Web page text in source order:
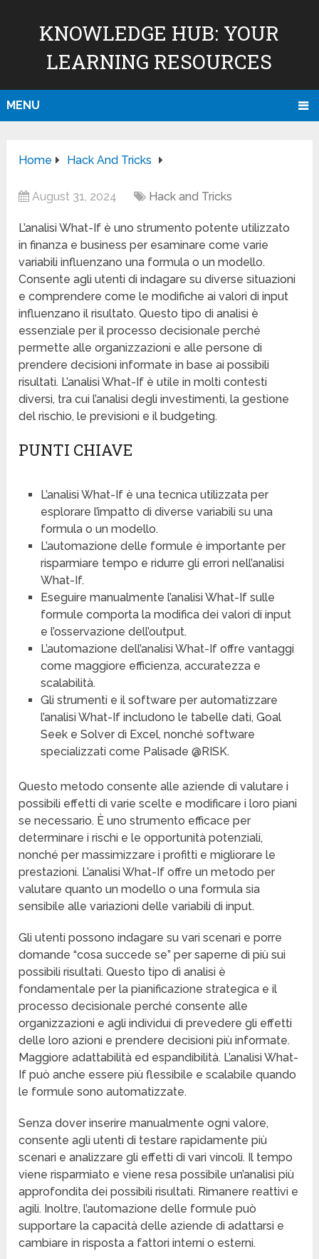
KNOWLEDGE HUB: YOUR
LEARNING RESOURCES
MENU
Home Hack And Tricks
August 31, 2024 Hack and Tricks
L’analisi What-If è uno strumento potente utilizzato
in finanza e business per esaminare come varie
variabili influenzano una formula o un modello.
Consente agli utenti di indagare su diverse situazioni
e comprendere come le modifiche ai valori di input
influenzano il risultato. Questo tipo di analisi è
essenziale per il processo decisionale perché
permette alle organizzazioni e alle persone di
prendere decisioni informate in base ai possibili
risultati. L’analisi What-If è utile in molti contesti
diversi, tra cui l’analisi degli investimenti, la gestione
del rischio, le previsioni e il budgeting.
PUNTI CHIAVE
L’analisi What-If è una tecnica utilizzata per
esplorare l’impatto di diverse variabili su una
formula o un modello.
L’automazione delle formule è importante per
risparmiare tempo e ridurre gli errori nell’analisi
What-If.
Eseguire manualmente l’analisi What-If sulle
formule comporta la modifica dei valori di input
e l’osservazione dell’output.
L’automazione dell’analisi What-If offre vantaggi
come maggiore efficienza, accuratezza e
scalabilità.
Gli strumenti e il software per automatizzare
l’analisi What-If includono le tabelle dati, Goal
Seek e Solver di Excel, nonché software
specializzati come Palisade @RISK.
Questo metodo consente alle aziende di valutare i
possibili effetti di varie scelte e modificare i loro piani
se necessario. È uno strumento efficace per
determinare i rischi e le opportunità potenziali,
nonché per massimizzare i profitti e migliorare le
prestazioni. L’analisi What-If offre un metodo per
valutare quanto un modello o una formula sia
sensibile alle variazioni delle variabili di input.
Gli utenti possono indagare su vari scenari e porre
domande “cosa succede se” per saperne di più sui
possibili risultati. Questo tipo di analisi è
fondamentale per la pianificazione strategica e il
processo decisionale perché consente alle
organizzazioni e agli individui di prevedere gli effetti
delle loro azioni e prendere decisioni più informate.
Maggiore adattabilità ed espandibilità. L’analisi What-
If può anche essere più flessibile e scalabile quando
le formule sono automatizzate.
Senza dover inserire manualmente ogni valore,
consente agli utenti di testare rapidamente più
scenari e analizzare gli effetti di vari vincoli. Il tempo
viene risparmiato e viene resa possibile un’analisi più
approfondita dei possibili risultati. Rimanere reattivi e
agili. Inoltre, l’automazione delle formule può
supportare la capacità delle aziende di adattarsi e
cambiare in risposta a fattori interni o esterni.